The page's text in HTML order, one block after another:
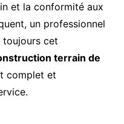
et la conformité aux
un professionnel
toujours cet
terrain de
complet et